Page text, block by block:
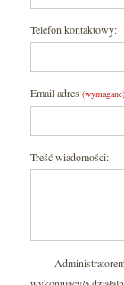
Telefon kontaktowy:
Email adres (wymagane)
Treść wiadomości: